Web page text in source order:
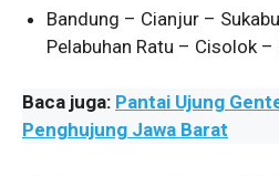
Bandung – Cianjur –
Pelabuhan Ratu – Cisolok –
Baca juga: Pantai Ujung
Penghujung Jawa Barat